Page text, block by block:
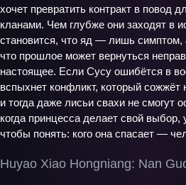
Huyao Xiao Hongniang: Nan
хочет превратить контракт в повод
кланами. Чем глубже они заходят в
становится, что яд — лишь симптом,
что прошлое может вернуться
настоящее. Если Сусу ошибётся в
вспыхнет конфликт, который сожжёт
и тогда даже лисьи свахи не смогут
когда принцесса делает свой
чтобы понять: кого она спасает —